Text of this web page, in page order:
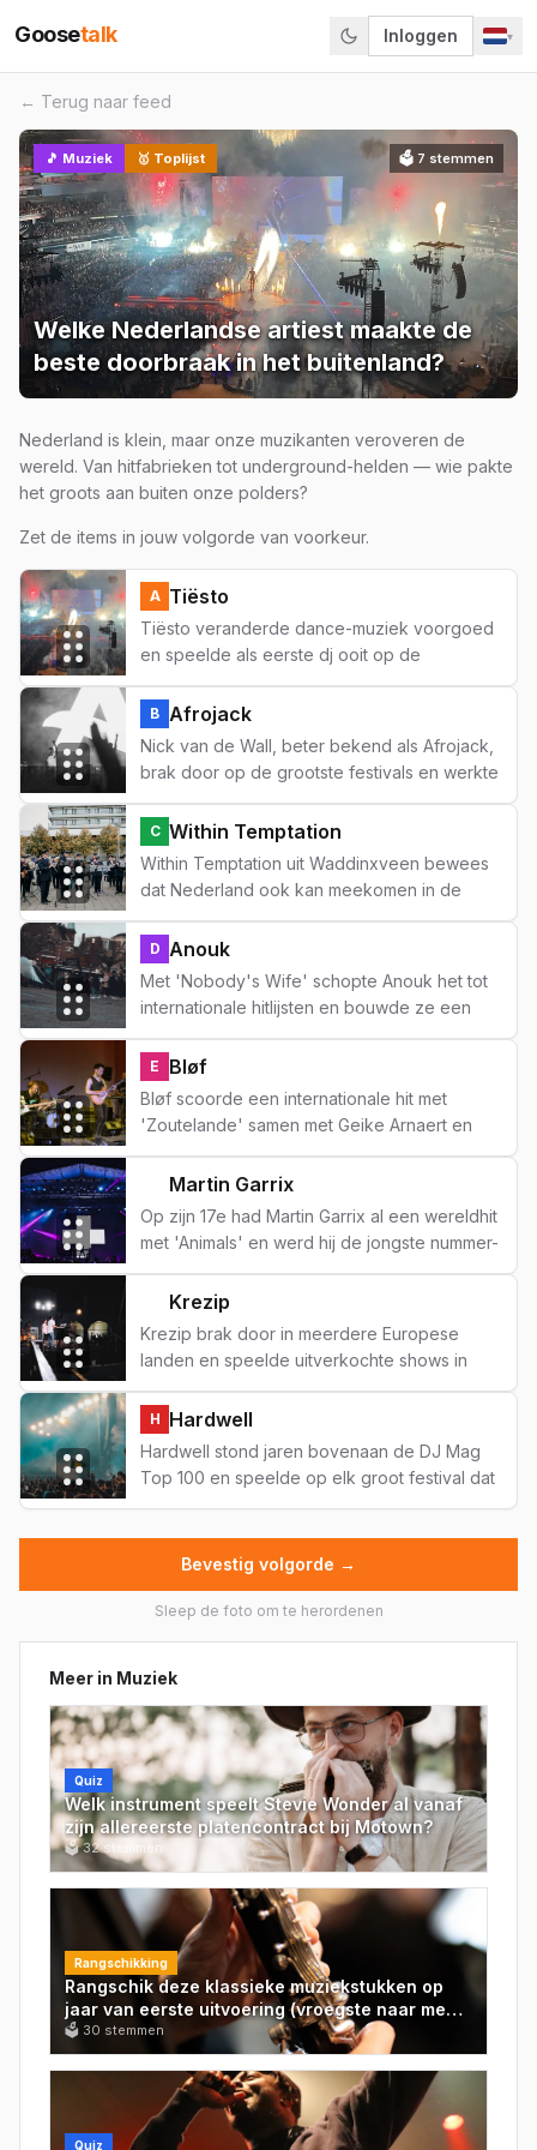
Goosetalk Inloggen ▾
← Terug naar feed
🎵 Muziek 🥇 Toplijst 🗳 7 stemmen
Welke Nederlandse artiest maakte de
beste doorbraak in het buitenland?
Nederland is klein, maar onze muzikanten veroveren de
wereld. Van hitfabrieken tot underground-helden — wie pakte
het groots aan buiten onze polders?
Zet de items in jouw volgorde van voorkeur.
A Tiësto
Tiësto veranderde dance-muziek voorgoed
en speelde als eerste dj ooit op de
Olympische Spelen. Van Brabantse jongen
naar global superster — niet slecht voor
iemand uit Breda.
B Afrojack
Nick van de Wall, beter bekend als Afrojack,
brak door op de grootste festivals en werkte
samen met Beyoncé en David Guetta.
Zaandam is sindsdien een stuk trotser op
zichzelf.
C Within Temptation
Within Temptation uit Waddinxveen bewees
dat Nederland ook kan meekomen in de
zware rock. Met Sharon den Adel aan het
hoofd vullen ze arena's van Moskou tot
Mexico-Stad.
D Anouk
Met 'Nobody's Wife' schopte Anouk het tot
internationale hitlijsten en bouwde ze een
reputatie als een van Nederlands meest
eigenzinnige artiesten. Geen
poldermentaliteit, gewoon pure attitude.
E Bløf
Bløf scoorde een internationale hit met
'Zoutelande' samen met Geike Arnaert en
bereikten een publiek ver buiten de
Nederlandse grenzen. Bewijs dat zingen in
Martin Garrix
Op zijn 17e had Martin Garrix al een wereldhit
met 'Animals' en werd hij de jongste nummer-
één dj ter wereld. Nu is hij vaste resident in
Amsterdam, maar de wereld is zijn speeltuin.
Krezip
Krezip brak door in meerdere Europese
landen en speelde uitverkochte shows in
Duitsland en België. Na een lange pauze zijn
ze terug — en de wereld mag het weten.
H Hardwell
Hardwell stond jaren bovenaan de DJ Mag
Top 100 en speelde op elk groot festival dat
er toe doet. Hij nam ook een paar jaar pauze
die Nederland respecteerde.
Bevestig volgorde →
Sleep de foto om te herordenen
Meer in Muziek
Quiz
Welk instrument speelt Stevie Wonder al vanaf
zijn allereerste platencontract bij Motown?
🗳32 stemmen
Rangschikking
Rangschik deze klassieke muziekstukken op
jaar van eerste uitvoering (vroegste naar meest
recente)
🗳 30 stemmen
Quiz